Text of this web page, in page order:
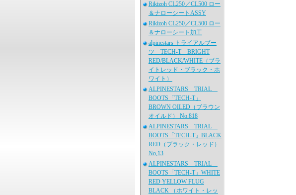
Rikizoh CL250／CL500 ロー
＆ナローシートASSY
Rikizoh CL250／CL500 ロー
＆ナローシート加工
alpinestars トライアルブー
ツ TECH-T BRIGHT
RED/BLACK/WHITE（ブラ
イトレッド・ブラック・ホ
ワイト）
ALPINESTARS TRIAL
BOOTS「TECH-T」
BROWN OILED（ブラウン
オイルド） No.818
ALPINESTARS TRIAL
BOOTS「TECH-T」BLACK
RED（ブラック・レッド）
No,13
ALPINESTARS TRIAL
BOOTS「TECH-T」WHITE
RED YELLOW FLUG
BLACK （ホワイト・レッ